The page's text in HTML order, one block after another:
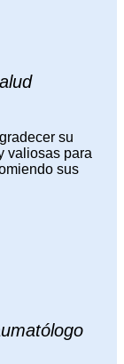
su
valiosas para
sus